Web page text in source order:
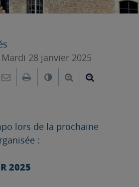
Mardi 28 janvier 2025
sur Facebook
sur Twitter
Envoyer par e-mail
ImprimerChanger leAgrandir le
lors de la prochaine
:
2025